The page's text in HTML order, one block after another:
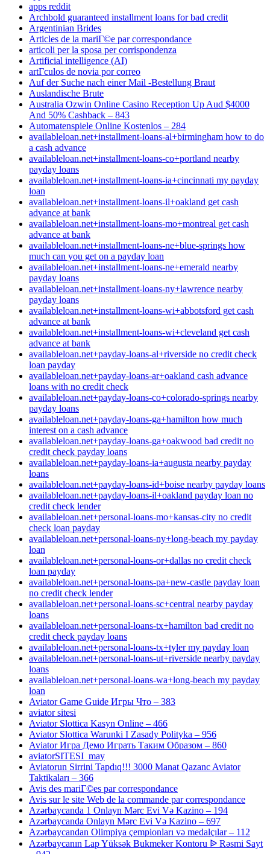
apps reddit
Archbold guaranteed installment loans for bad credit
Argentinian Brides
Articles de la mariГ©e par correspondance
articoli per la sposa per corrispondenza
Artificial intelligence (AI)
artГ­culos de novia por correo
Auf der Suche nach einer Mail -Bestellung Braut
Auslandische Brute
Australia Ozwin Online Casino Reception Up Aud $4000
And 50% Cashback – 843
Automatenspiele Online Kostenlos – 284
availableloan.net+installment-loans-al+birmingham how to do
a cash advance
availableloan.net+installment-loans-co+portland nearby
payday loans
availableloan.net+installment-loans-ia+cincinnati my payday
loan
availableloan.net+installment-loans-il+oakland get cash
advance at bank
availableloan.net+installment-loans-mo+montreal get cash
advance at bank
availableloan.net+installment-loans-ne+blue-springs how
much can you get on a payday loan
availableloan.net+installment-loans-ne+emerald nearby
payday loans
availableloan.net+installment-loans-ny+lawrence nearby
payday loans
availableloan.net+installment-loans-wi+abbotsford get cash
advance at bank
availableloan.net+installment-loans-wi+cleveland get cash
advance at bank
availableloan.net+payday-loans-al+riverside no credit check
loan payday
availableloan.net+payday-loans-ar+oakland cash advance
loans with no credit check
availableloan.net+payday-loans-co+colorado-springs nearby
payday loans
availableloan.net+payday-loans-ga+hamilton how much
interest on a cash advance
availableloan.net+payday-loans-ga+oakwood bad credit no
credit check payday loans
availableloan.net+payday-loans-ia+augusta nearby payday
loans
availableloan.net+payday-loans-id+boise nearby payday loans
availableloan.net+payday-loans-il+oakland payday loan no
credit check lender
availableloan.net+personal-loans-mo+kansas-city no credit
check loan payday
availableloan.net+personal-loans-ny+long-beach my payday
loan
availableloan.net+personal-loans-or+dallas no credit check
loan payday
availableloan.net+personal-loans-pa+new-castle payday loan
no credit check lender
availableloan.net+personal-loans-sc+central nearby payday
loans
availableloan.net+personal-loans-tx+hamilton bad credit no
credit check payday loans
availableloan.net+personal-loans-tx+tyler my payday loan
availableloan.net+personal-loans-ut+riverside nearby payday
loans
availableloan.net+personal-loans-wa+long-beach my payday
loan
Aviator Game Guide Игры Что – 383
aviator sitesi
Aviator Slottica Kasyn Online – 466
Aviator Slottica Warunki I Zasady Polityka – 956
Aviator Игра Демо Играть Таким Образом – 860
aviatorSITESI_may
Aviatorun Sirrini Tapdıq!!! 3000 Manat Qazanc Aviator
Taktikaları – 366
Avis des mariГ©es par correspondance
Avis sur le site Web de la commande par correspondance
Azərbaycanda 1 Onlayn Mərc Evi Və Kazino – 194
Azərbaycanda Onlayn Mərc Evi Və Kazino – 697
Azərbaycandan Olimpiya çempionları və medalçılar – 112
Azərbaycanın Lap Yüksək Bukmeker Kontoru ᐉ Rəsmi Sayt